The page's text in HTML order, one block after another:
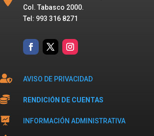
Col. Tabasco 2000.
Tel: 993 316 8271
 AVISO DE PRIVACIDAD
 RENDICIÓN DE CUENTAS
 INFORMACIÓN ADMINISTRATIVA